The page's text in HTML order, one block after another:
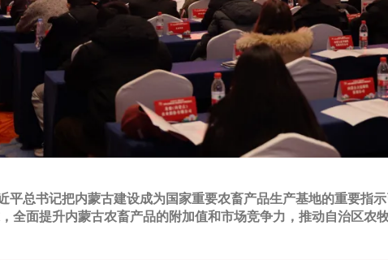
平总书记把内蒙古建设成为国家重要农畜产品生产基地的重要指
全面提升内蒙古农畜产品的附加值和市场竞争力，推动自治区农